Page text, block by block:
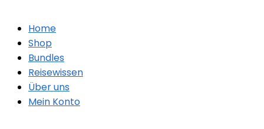
Home
Shop
Bundles
Reisewissen
Über uns
Mein Konto